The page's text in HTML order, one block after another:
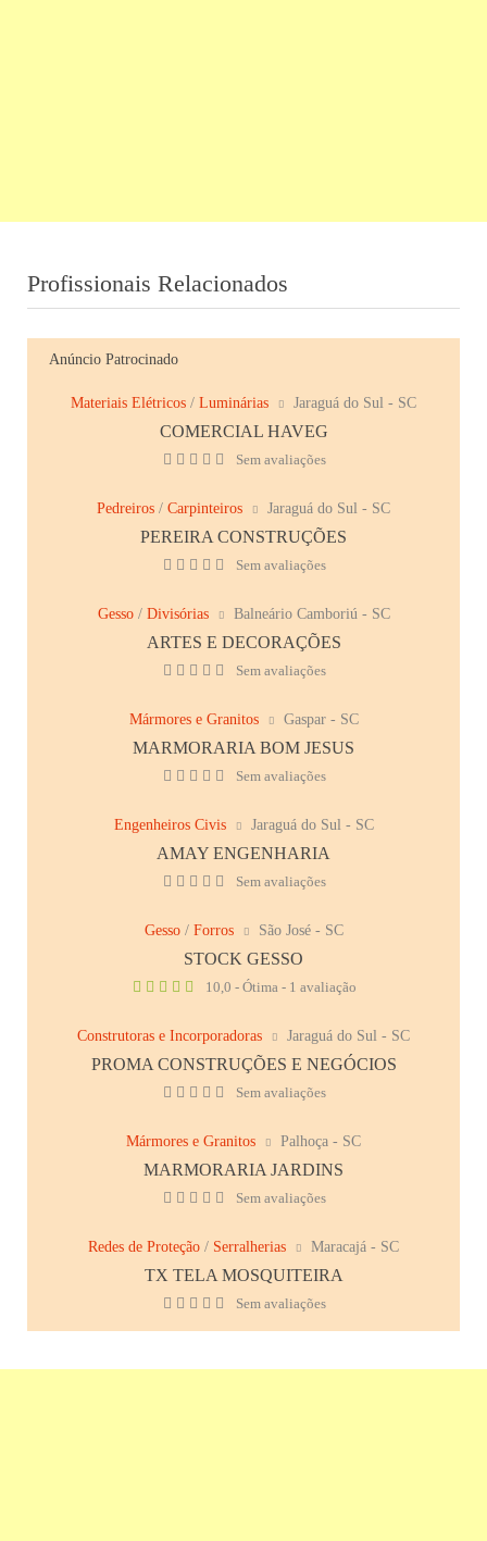
Profissionais Relacionados
Anúncio Patrocinado
Materiais Elétricos / Luminárias Jaraguá do Sul - SC
COMERCIAL HAVEG
Sem avaliações
Pedreiros / Carpinteiros Jaraguá do Sul - SC
PEREIRA CONSTRUÇÕES
Sem avaliações
Gesso/ Divisórias Balneário Camboriú - SC
ARTES E DECORAÇÕES
Sem avaliações
Mármores e Granitos Gaspar - SC
MARMORARIA BOM JESUS
Sem avaliações
Engenheiros Civis Jaraguá do Sul - SC
AMAY ENGENHARIA
Sem avaliações
Gesso/ Forros São José - SC
STOCK GESSO
10,0 - Ótima - 1 avaliação
Construtoras e Incorporadoras Jaraguá do Sul - SC
PROMA CONSTRUÇÕES E NEGÓCIOS
Sem avaliações
Mármores e Granitos Palhoça - SC
MARMORARIA JARDINS
Sem avaliações
Redes de Proteção / Serralherias Maracajá - SC
TX TELA MOSQUITEIRA
Sem avaliações